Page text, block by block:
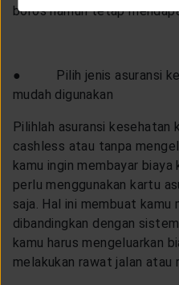
boros namun tetap
● Pilih jenis asuransi
mudah digunakan
Pilihlah asuransi kesehatan
cashless atau tanpa
kamu ingin membayar
perlu menggunakan kartu
saja. Hal ini membuat kamu
dibandingkan dengan
kamu harus mengeluarkan
melakukan rawat jalan atau